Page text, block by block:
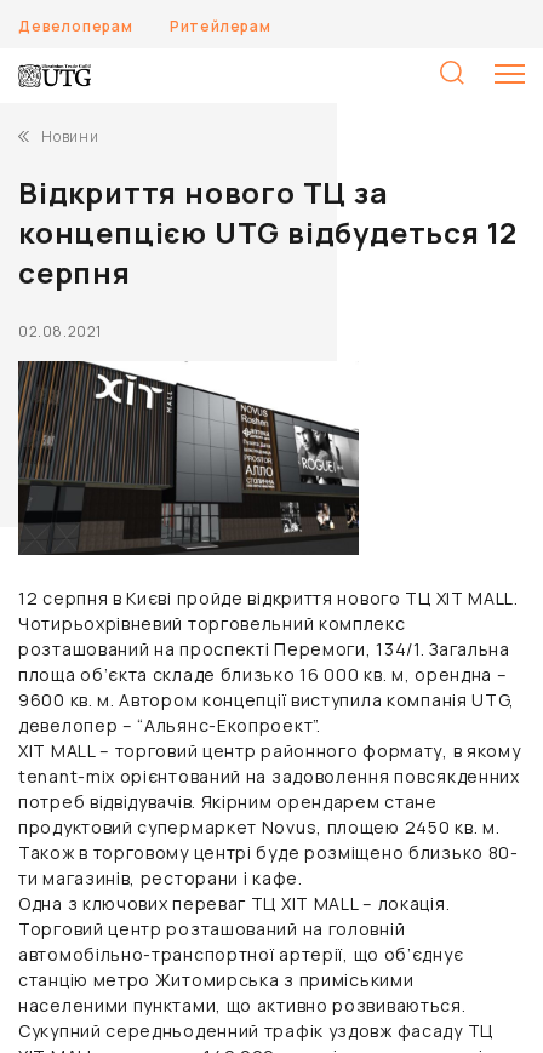
Девелоперам Ритейлерам
Новини
Відкриття нового ТЦ за
концепцією UTG відбудеться 12
серпня
02.08.2021
12 серпня в Києві пройде відкриття нового ТЦ XIT MALL.
Чотирьохрівневий торговельний комплекс
розташований на проспекті Перемоги, 134/1. Загальна
площа об’єкта складе близько 16 000 кв. м, орендна –
9600 кв. м. Автором концепції виступила компанія UTG,
девелопер – “Альянс-Екопроект”.
ХІТ MALL – торговий центр районного формату, в якому
tenant-mix орієнтований на задоволення повсякденних
потреб відвідувачів. Якірним орендарем стане
продуктовий супермаркет Novus, площею 2450 кв. м.
Також в торговому центрі буде розміщено близько 80-
ти магазинів, ресторани і кафе.
Одна з ключових переваг ТЦ ХІТ MALL – локація.
Торговий центр розташований на головній
автомобільно-транспортної артерії, що об’єднує
станцію метро Житомирська з приміськими
населеними пунктами, що активно розвиваються.
Сукупний середньоденний трафік уздовж фасаду ТЦ